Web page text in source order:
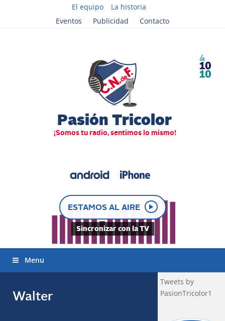
El equipo
La historia
Eventos
Publicidad Contacto
ESTAMOS AL AIRE
Sincronizar con la TV
Menu
Walter
Tweets by
PasionTricolor1